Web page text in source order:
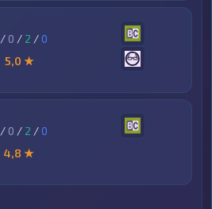
/ 0 / 2 /0
5,0 ★
/ 0 / 2 /0
4,8 ★